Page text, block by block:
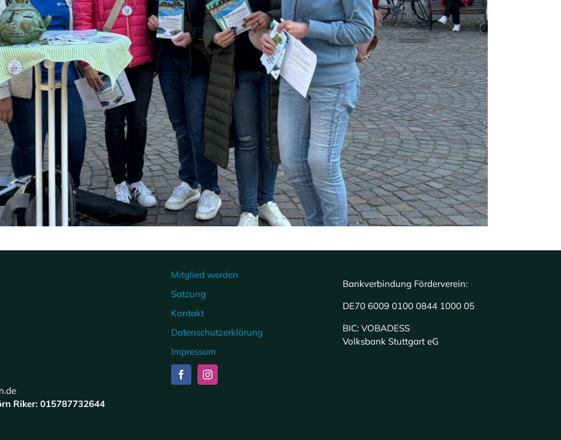
Riker: 015787732644
Mitglied werden
Satzung
Kontakt
Datenschutzerklärung
Impressum
Bankverbindung Förderverein:
DE70 6009 0100 0844 1000 05
BIC: VOBADESS
Volksbank Stuttgart eG